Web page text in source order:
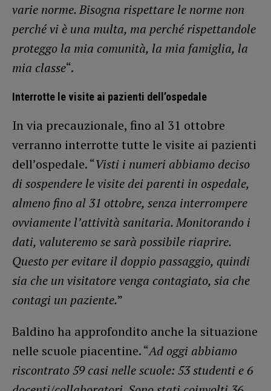
varie norme. Bisogna rispettare le norme non
perché vi è una multa, ma perché rispettandole
proteggo la mia comunità, la mia famiglia, la
mia classe“.
Interrotte le visite ai pazienti dell’ospedale
In via precauzionale, fino al 31 ottobre
verranno interrotte tutte le visite ai pazienti
dell’ospedale. “Visti i numeri abbiamo deciso
di sospendere le visite dei parenti in ospedale,
almeno fino al 31 ottobre, senza interrompere
ovviamente l’attività sanitaria. Monitorando i
dati, valuteremo se sarà possibile riaprire.
Questo per evitare il doppio passaggio, quindi
sia che un visitatore venga contagiato, sia che
contagi un paziente.”
Baldino ha approfondito anche la situazione
nelle scuole piacentine. “Ad oggi abbiamo
riscontrato 59 casi nelle scuole: 53 studenti e 6